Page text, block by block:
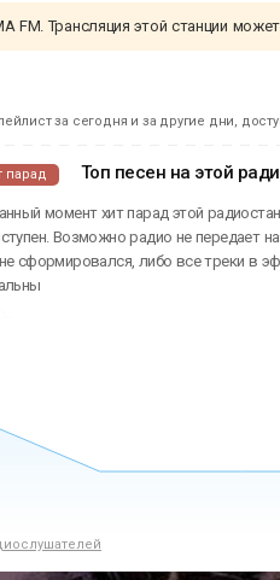
Трансляция этой станции
за сегодня и за другие дни,
парад Топ песен на этой
момент хит парад этой
Возможно радио не передает
сформировался, либо все треки в